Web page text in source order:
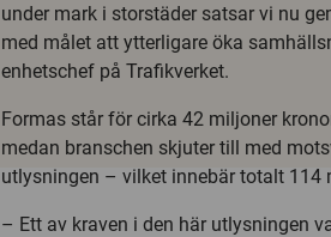
under mark i storstäder satsar vi nu
med målet att ytterligare öka
enhetschef på Trafikverket.
Formas står för cirka 42 miljoner
medan branschen skjuter till med
utlysningen – vilket innebär totalt 114
– Ett av kraven i den här utlysningen